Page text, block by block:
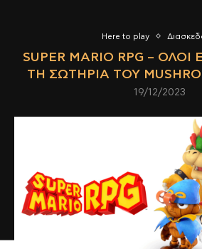
Here to play
SUPER MARIO RPG –
ΤΗ ΣΩΤΗΡΊΑ ΤΟΥ
19/12/2023